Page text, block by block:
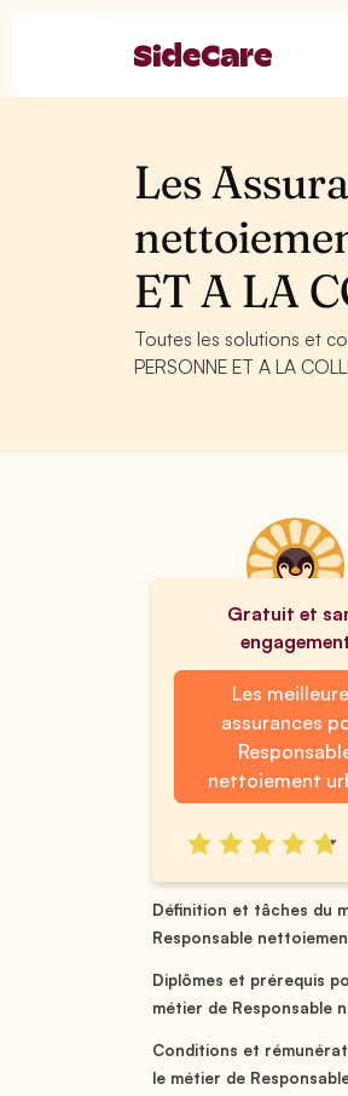
Les
ET A LA
Toutes les solutions et
PERSONNE ET A LA
Gratuit et
Les
assurances
nettoiement
Définition et tâches du
Responsable
Diplômes et prérequis
métier de Responsable
Conditions et
le métier de